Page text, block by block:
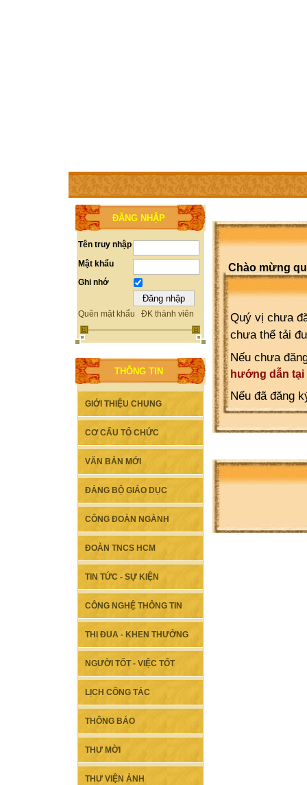
TRANG CHỦ THÀNH VIÊN TRỢ GIÚP LIÊN HỆ
ĐĂNG NHẬP
Tên truy nhập
Mật khẩu
Ghi nhớ
Quên mật khẩu ĐK thành viên
THÔNG TIN
GIỚI THIỆU CHUNG
CƠ CẤU TỔ CHỨC
VĂN BẢN MỚI
ĐẢNG BỘ GIÁO DỤC
CÔNG ĐOÀN NGÀNH
ĐOÀN TNCS HCM
TIN TỨC - SỰ KIỆN
CÔNG NGHỆ THÔNG TIN
THI ĐUA - KHEN THƯỞNG
NGƯỜI TỐT - VIỆC TỐT
LỊCH CÔNG TÁC
THÔNG BÁO
THƯ MỜI
THƯ VIỆN ẢNH
Chào mừng
Quý vị chưa
chưa thể tải
Nếu chưa
hướng dẫn tại
Nếu đã đăng